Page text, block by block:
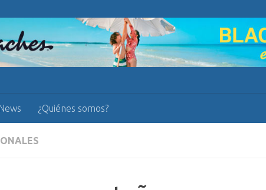
¿Quiénes somos?